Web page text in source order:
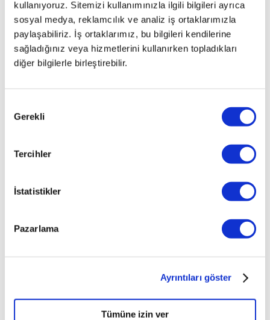
kullanıyoruz. Sitemizi kullanımınızla ilgili bilgileri ayrıca
sosyal medya, reklamcılık ve analiz iş ortaklarımızla
paylaşabiliriz. İş ortaklarımız, bu bilgileri kendilerine
sağladığınız veya hizmetlerini kullanırken topladıkları
diğer bilgilerle birleştirebilir.
Seçimi
Gerekli
Tercihler
İstatistikler
Pazarlama
Ayrıntıları göster
Tümüne izin ver
155
LIFESTYLE
OV
CR-V 2.0
e:HEV
ADVANCE
ELEGANCE
OV
EXECUTIVE